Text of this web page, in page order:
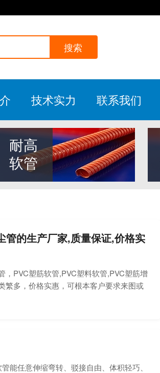
搜索
技术实力 联系我们
耐高
软管
管的生产厂家,质量保证,价格实
PVC塑筋软管,PVC塑料软管,PVC塑筋增
繁多，价格实惠，可根本客户要求来图或
任意伸缩弯转、驳接自由、体积轻巧、